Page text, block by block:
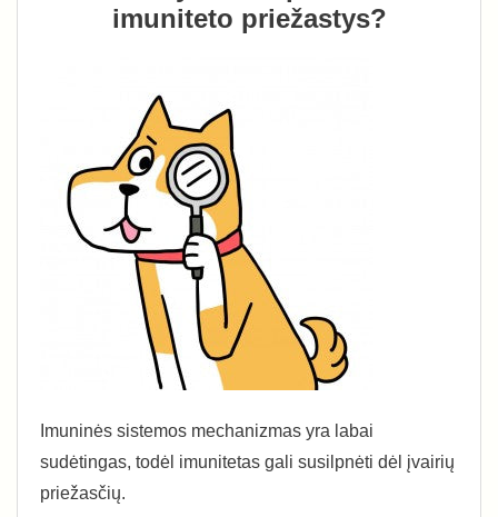
imuniteto priežastys?
Imuninės sistemos mechanizmas yra labai
sudėtingas, todėl imunitetas gali susilpnėti dėl įvairių
priežasčių.